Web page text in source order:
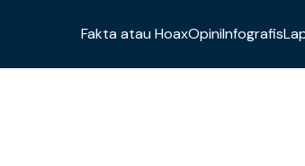
Fakta atau HoaxOpiniInfografis